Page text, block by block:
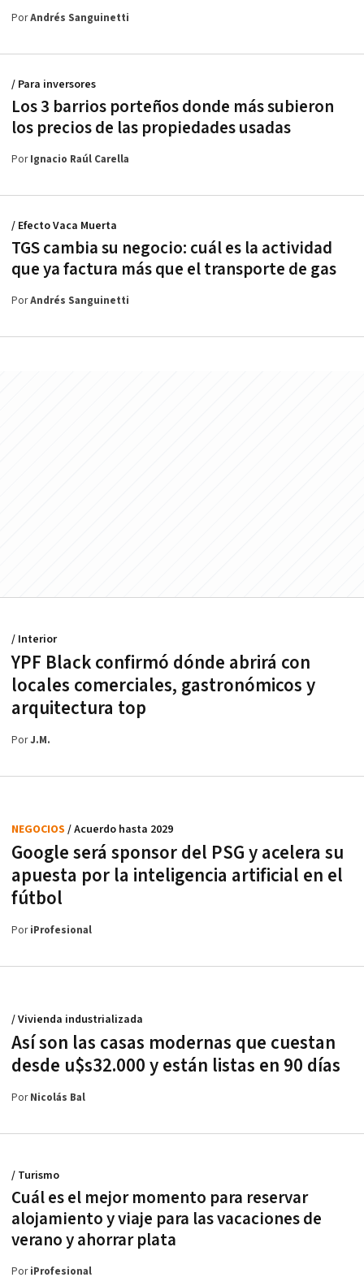
PorAndrés Sanguinetti
Los 3 barrios porteños donde más subieron
los precios de las propiedades usadas
/ Para inversores
PorIgnacio Raúl Carella
TGS cambia su negocio: cuál es la actividad
que ya factura más que el transporte de gas
/ Efecto Vaca Muerta
PorAndrés Sanguinetti
YPF Black confirmó dónde abrirá con
locales comerciales, gastronómicos y
arquitectura top
/ Interior
PorJ.M.
Google será sponsor del PSG y acelera su
apuesta por la inteligencia artificial en el
fútbol
NEGOCIOS / Acuerdo hasta 2029
PoriProfesional
Así son las casas modernas que cuestan
desde u$s32.000 y están listas en 90 días
/ Vivienda industrializada
PorNicolás Bal
Cuál es el mejor momento para reservar
alojamiento y viaje para las vacaciones de
verano y ahorrar plata
/ Turismo
PoriProfesional